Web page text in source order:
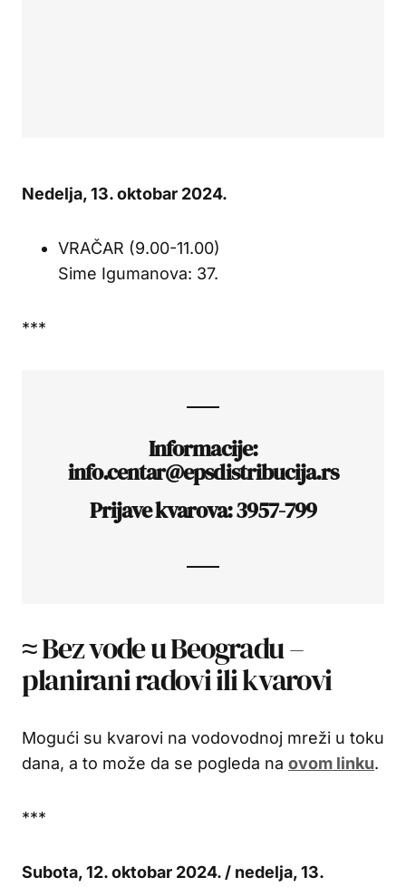
Nedelja, 13. oktobar 2024.
VRAČAR (9.00-11.00)
Sime Igumanova: 37.
***
Informacije:
info.centar@epsdistribucija.rs
Prijave kvarova: 3957-799
≈ Bez vode u Beogradu –
planirani radovi ili kvarovi
Mogući su kvarovi na vodovodnoj mreži u toku
dana, a to može da se pogleda na ovom linku.
***
Subota, 12. oktobar 2024. / nedelja, 13.